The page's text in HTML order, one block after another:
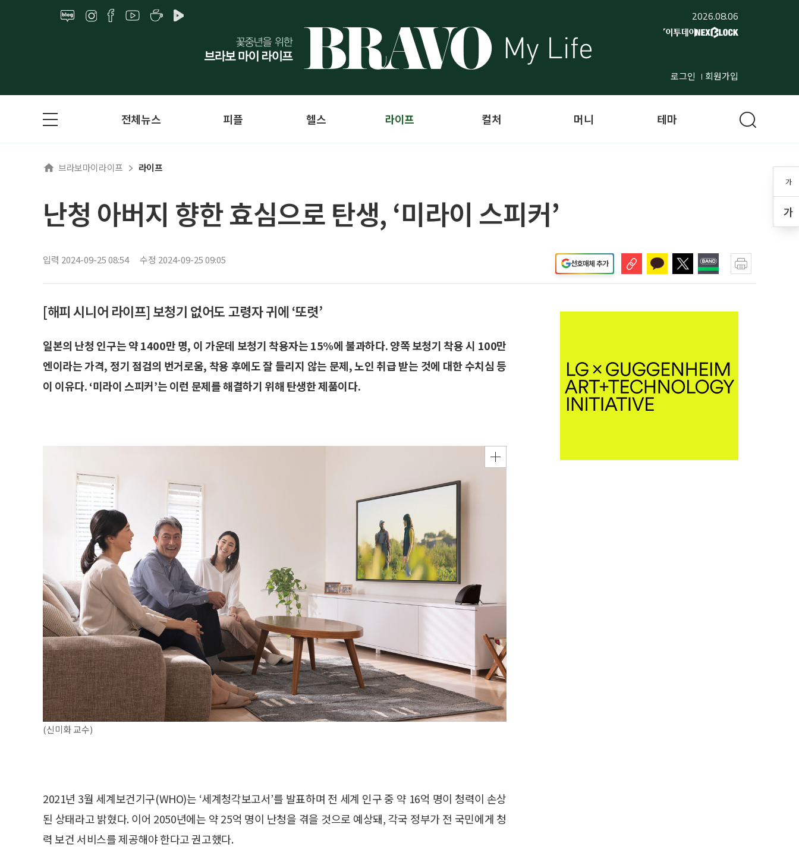
2026.08.06
로그인 회원가입
가
가
전체뉴스 피플 헬스 라이프 컬처 머니 테마
브라보마이라이프 라이프
난청 아버지 향한 효심으로 탄생, ‘미라이 스피커’
입력 2024-09-25 08:54 수정 2024-09-25 09:05 선호매체 추가
[해피 시니어 라이프] 보청기 없어도 고령자 귀에 ‘또렷’
일본의 난청 인구는 약 1400만 명, 이 가운데 보청기 착용자는 15%에 불과하다. 양쪽 보청기 착용 시 100만
엔이라는 가격, 정기 점검의 번거로움, 착용 후에도 잘 들리지 않는 문제, 노인 취급 받는 것에 대한 수치심 등
이 이유다. ‘미라이 스피커’는 이런 문제를 해결하기 위해 탄생한 제품이다.
(신미화 교수)
2021년 3월 세계보건기구(WHO)는 ‘세계청각보고서’를 발표하며 전 세계 인구 중 약 16억 명이 청력이 손상
된 상태라고 밝혔다. 이어 2050년에는 약 25억 명이 난청을 겪을 것으로 예상돼, 각국 정부가 전 국민에게 청
력 보건 서비스를 제공해야 한다고 권고했다.